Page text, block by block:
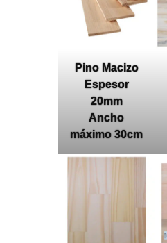
Pino Macizo
Espesor
20mm
Ancho
máximo 30cm